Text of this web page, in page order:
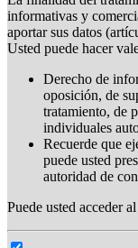
informativas y
aportar sus datos
Usted puede hacer
Derecho de
oposición, de
tratamiento, de
individuales
Recuerde que
puede usted
autoridad de
Puede usted acceder al